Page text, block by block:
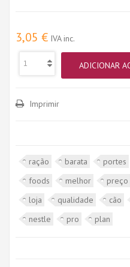
3,05 € IVA inc.
ADICIONAR
Imprimir
ração barata portes
foods
melhor preço
loja
qualidade cão
nestle
pro plan